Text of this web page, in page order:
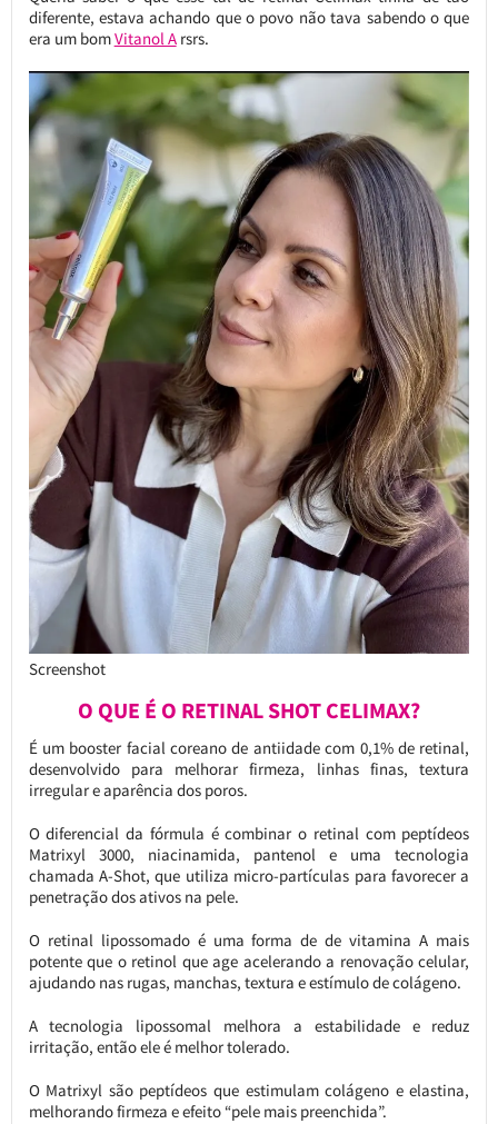
diferente, estava achando que o povo não tava sabendo o que
era um bomVitanol Arsrs.
Screenshot
O QUE É O RETINAL SHOT CELIMAX?
É um booster facial coreano de antiidade com 0,1% de retinal,
desenvolvido para melhorar firmeza, linhas finas, textura
irregular e aparência dos poros.
O diferencial da fórmula é combinar o retinal com peptídeos
Matrixyl 3000, niacinamida, pantenol e uma tecnologia
chamada A-Shot, que utiliza micro-partículas para favorecer a
penetração dos ativos na pele.
O retinal lipossomado é uma forma de de vitamina A mais
potente que o retinol que age acelerando a renovação celular,
ajudando nas rugas, manchas, textura e estímulo de colágeno.
A tecnologia lipossomal melhora a estabilidade e reduz
irritação, então ele é melhor tolerado.
O Matrixyl são peptídeos que estimulam colágeno e elastina,
melhorando firmeza e efeito “pele mais preenchida”.